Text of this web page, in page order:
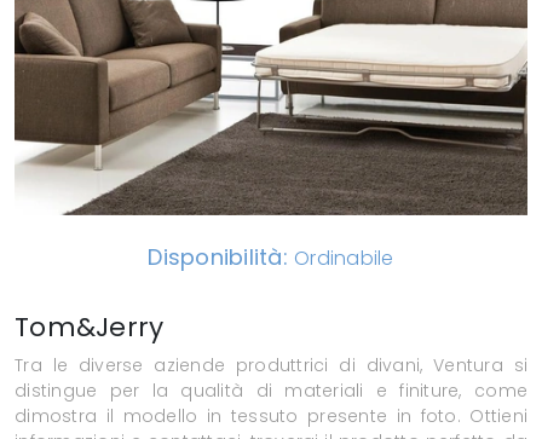
Disponibilità: Ordinabile
Tom&Jerry
Tra le diverse aziende produttrici di divani, Ventura si
distingue per la qualità di materiali e finiture, come
dimostra il modello in tessuto presente in foto. Ottieni